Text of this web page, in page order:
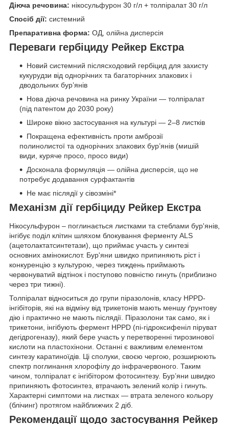
Діюча речовина: нікосульфурон 30 г/л + толпіралат 30 г/л
Спосіб дії: системний
Препаративна форма: ОД, олійна дисперсія
Переваги гербіциду Рейкер Екстра
Новий системний післясходовий гербіцид для захисту
кукурудзи від однорічних та багаторічних злакових і
дводольних бур’янів
Нова діюча речовина на ринку України — толпіралат
(під патентом до 2030 року)
Широке вікно застосування на культурі — 2–8 листків
Покращена ефективність проти амброзії
полинолистої та однорічних злакових бур’янів (мишій
види, куряче просо, просо види)
Досконала формуляція — олійна дисперсія, що не
потребує додавання сурфактантів
Не має післядії у сівозміні*
Механізм дії гербіциду Рейкер Екстра
Нікосульфурон – поглинається листками та стеблами бур'янів,
інгібує поділ клітин шляхом блокування ферменту ALS
(ацетолактатсинтетази), що приймає участь у синтезі
основних амінокислот. Бур'яни швидко припиняють ріст і
конкуренцію з культурою, через тиждень приймають
червонуватий відтінок і поступово повністю гинуть (приблизно
через три тижні).
Толпіралат відноситься до групи піразолонів, класу HPPD-
інгібіторів, які на відміну від трикетонів мають меншу ґрунтову
дію і практично не мають післядії. Піразолони так само, як і
трикетони, інгібують фермент HPPD (пі-гідроксифеніл піруват
дегідрогеназу), який бере участь у перетворенні тирозинової
кислоти на пластохінони. Останні є важливим елементом
синтезу каратиноїдів. Ці сполуки, своєю чергою, розширюють
спектр поглинання хлорофілу до інфрачервоного. Таким
чином, толпіралат є інгібітором фотосинтезу. Бур’яни швидко
припиняють фотосинтез, втрачають зелений колір і гинуть.
Характерні симптоми на листках — втрата зеленого кольору
(блічинг) протягом найближчих 2 діб.
Рекомендації щодо застосування Рейкер